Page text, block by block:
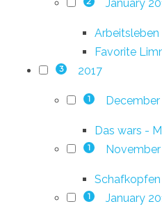
January
Arbeitsleben
Favorite
3 2017
1 December
Das wars -
1 November
1 January